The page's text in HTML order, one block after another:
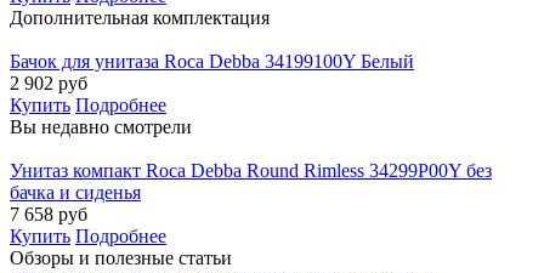
Дополнительная комплектация
Бачок для унитаза Roca Debba 34199100Y Белый
2 902 руб
Купить Подробнее
Вы недавно смотрели
Унитаз компакт Roca Debba Round Rimless 34299P00Y без
бачка и сиденья
7 658 руб
Купить Подробнее
Обзоры и полезные статьи